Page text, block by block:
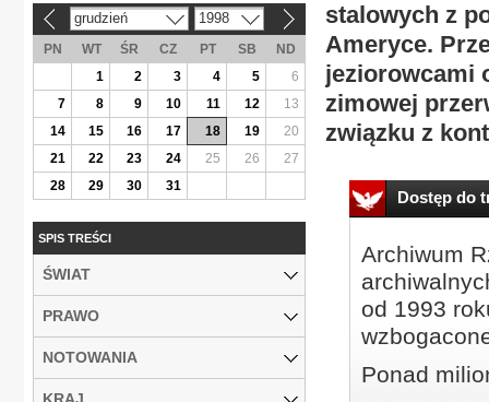
stalowych z
Ameryce.
jeziorowcami
zimowej
związku z
Dostęp do
Archiwum
od 1993
Ponad
grudzień 1998
PN WT ŚR CZ PT SB
ND
1
2 3 4 5
6
7
8 9 10 11 12
13
14
15 16 17 18 19
20
21
22 23 24 25 26
27
28
29 30 31
SPIS TREŚCI
ŚWIAT
PRAWO
NOTOWANIA
KRAJ